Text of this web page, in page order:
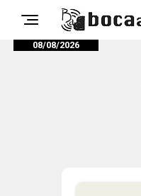
08/08/2026